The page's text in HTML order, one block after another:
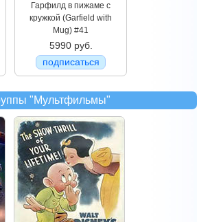
Гарфилд в пижаме с
кружкой (Garfield with
Mug) #41
5990 руб.
подписаться
"Мультфильмы"